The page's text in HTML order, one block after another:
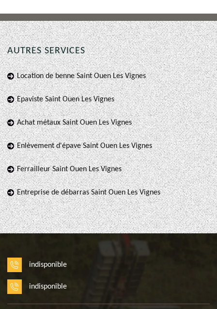
AUTRES SERVICES
Location de benne Saint Ouen Les Vignes
Epaviste Saint Ouen Les Vignes
Achat métaux Saint Ouen Les Vignes
Enlèvement d'épave Saint Ouen Les Vignes
Ferrailleur Saint Ouen Les Vignes
Entreprise de débarras Saint Ouen Les Vignes
indisponible
indisponible